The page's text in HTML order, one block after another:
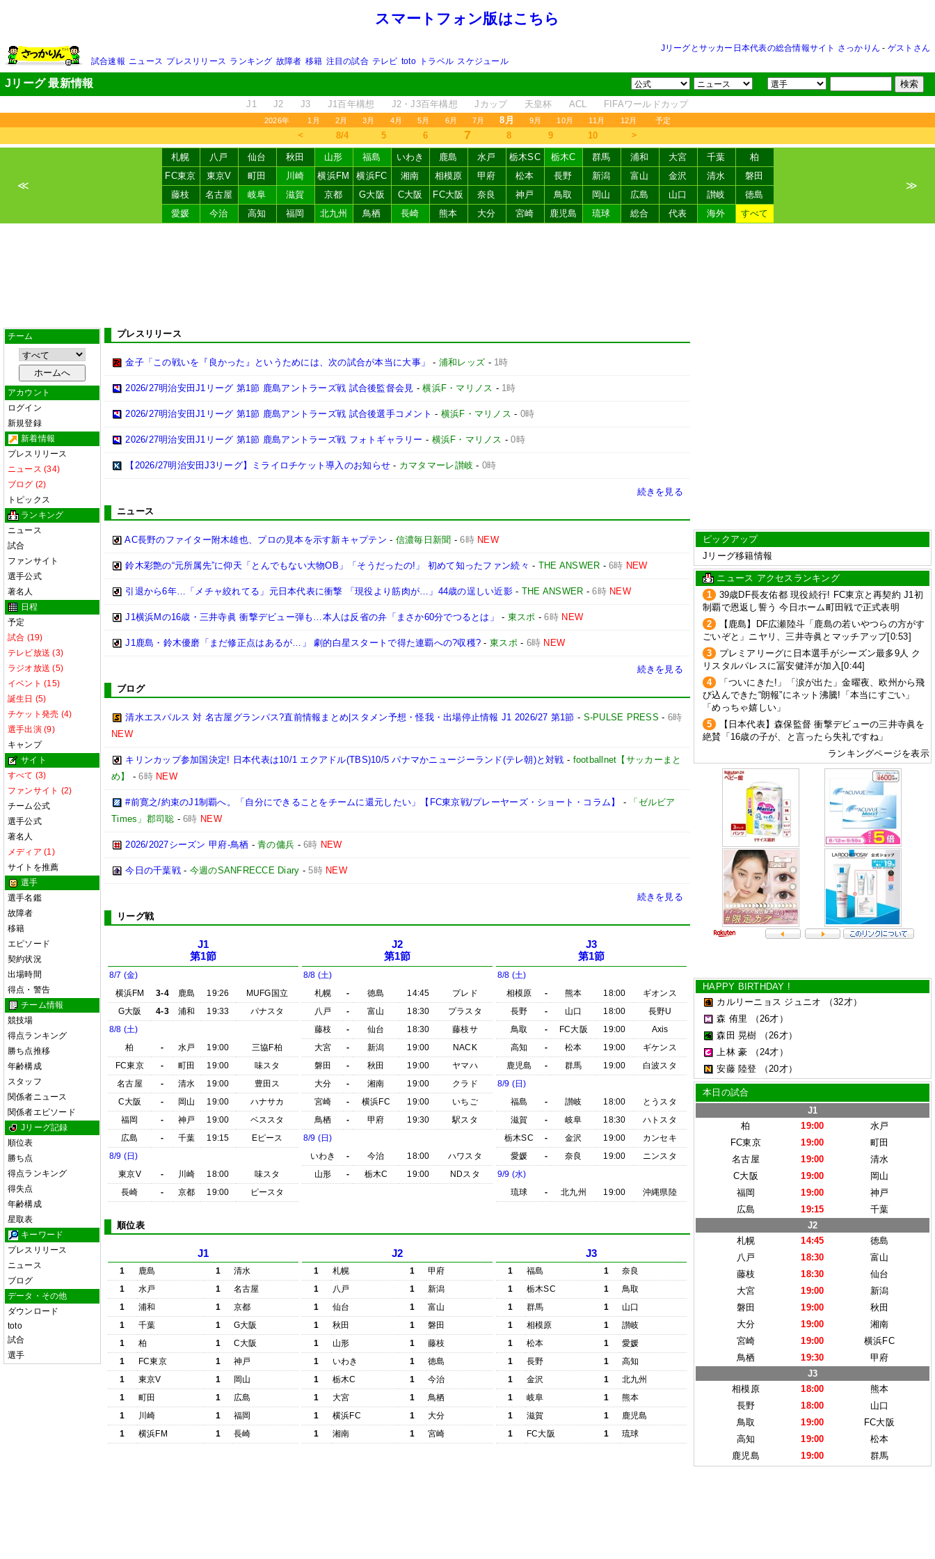
スマートフォン版はこちら
Jリーグとサッカー日本代表の総合情報サイト さっかりん - ゲストさん
試合速報 ニュース プレスリリース ランキング 故障者 移籍 注目の試合 テレビ toto トラベル スケジュール
Jリーグ 最新情報
J1 J2 J3 J1百年構想 J2・J3百年構想 Jカップ 天皇杯 ACL FIFAワールドカップ
2026年 1月 2月 3月 4月 5月 6月 7月 8月 9月 10月 11月 12月 予定
＜ 8/4 5 6 7 8 9 10 ＞
≪
札幌 八戸 仙台 秋田 山形 福島 いわき 鹿島 水戸 栃木SC 栃木C 群馬 浦和 大宮 千葉
柏
FC東京
東京V 町田 川崎 横浜FM 横浜FC 湘南 相模原 甲府 松本 長野 新潟 富山 金沢 清水
磐田
藤枝
名古屋 岐阜 滋賀 京都 G大阪 C大阪 FC大阪 奈良 神戸 鳥取 岡山 広島 山口 讃岐
徳島
愛媛
今治 高知 福岡 北九州 鳥栖 長崎 熊本 大分 宮崎 鹿児島 琉球 総合 代表 海外 すべて
≫
チーム
アカウント
ログイン
新規登録
新着情報
プレスリリース
ニュース (34)
ブログ (2)
トピックス
ランキング
ニュース
試合
ファンサイト
選手公式
著名人
日程
予定
試合 (19)
テレビ放送 (3)
ラジオ放送 (5)
イベント (15)
誕生日 (5)
チケット発売 (4)
選手出演 (9)
キャンプ
サイト
すべて (3)
ファンサイト (2)
チーム公式
選手公式
著名人
メディア (1)
サイトを推薦
選手
選手名鑑
故障者
移籍
エピソード
契約状況
出場時間
得点・警告
チーム情報
競技場
得点ランキング
勝ち点推移
年齢構成
スタッフ
関係者ニュース
関係者エピソード
Jリーグ記録
順位表
勝ち点
得点ランキング
得失点
年齢構成
星取表
キーワード
プレスリリース
ニュース
ブログ
データ・その他
ダウンロード
toto
試合
選手
プレスリリース
金子「この戦いを『良かった』というためには、次の試合が本当に大事」 - 浦和レッズ - 1時
2026/27明治安田J1リーグ 第1節 鹿島アントラーズ戦 試合後監督会見 -横浜F・マリノス - 1時
2026/27明治安田J1リーグ 第1節 鹿島アントラーズ戦 試合後選手コメント - 横浜F・マリノス - 0時
2026/27明治安田J1リーグ 第1節 鹿島アントラーズ戦 フォトギャラリー - 横浜F・マリノス -0時
【2026/27明治安田J3リーグ】ミライロチケット導入のお知らせ - カマタマーレ讃岐 - 0時
続きを見る
ニュース
AC長野のファイター附木雄也、プロの見本を示す新キャプテン - 信濃毎日新聞 -6時 NEW
鈴木彩艶の“元所属先”に仰天「とんでもない大物OB」「そうだったの!」 初めて知ったファン続々 - THE ANSWER -6時 NEW
引退から6年…「メチャ絞れてる」元日本代表に衝撃 「現役より筋肉が…」44歳の逞しい近影 - THE ANSWER -6時 NEW
J1横浜Mの16歳・三井寺眞 衝撃デビュー弾も…本人は反省の弁「まさか60分でつるとは」 - 東スポ -6時 NEW
J1鹿島・鈴木優磨「まだ修正点はあるが…」 劇的白星スタートで得た連覇への?収穫? -東スポ- 6時 NEW
続きを見る
ブログ
清水エスパルス 対 名古屋グランパス?直前情報まとめ|スタメン予想・怪我・出場停止情報 J1 2026/27 第1節 - S-PULSE PRESS - 6時
NEW
キリンカップ参加国決定! 日本代表は10/1 エクアドル(TBS)10/5 パナマかニュージーランド(テレ朝)と対戦 - footballnet【サッカーまと
め】
-6時 NEW
#前寛之/約束のJ1制覇へ。「自分にできることをチームに還元したい」【FC東京戦/プレーヤーズ・ショート・コラム】 -
「ゼルビア
Times」郡司聡 -6時 NEW
2026/2027シーズン 甲府-鳥栖 -青の傭兵 -6時 NEW
今日の千葉戦- 今週のSANFRECCE Diary -5時 NEW
続きを見る
リーグ戦
J1
第1節
8/7 (金)
横浜FM
3-4 鹿島 19:26
MUFG国立
G大阪
4-3 浦和 19:33
パナスタ
8/8 (土)
柏
- 水戸 19:00
三協F柏
FC東京
- 町田 19:00
味スタ
名古屋
- 清水 19:00
豊田ス
C大阪
- 岡山 19:00
ハナサカ
福岡
- 神戸 19:00
ベススタ
広島
- 千葉 19:15
Eピース
8/9 (日)
東京V
- 川崎 18:00
味スタ
長崎
- 京都 19:00 ピースタ
J2
第1節
8/8 (土)
札幌
- 徳島 14:45
プレド
八戸
- 富山 18:30
プラスタ
藤枝
- 仙台 18:30
藤枝サ
大宮
- 新潟 19:00
NACK
磐田
- 秋田 19:00
ヤマハ
大分
- 湘南 19:00
クラド
宮崎
- 横浜FC 19:00
いちご
鳥栖
- 甲府 19:30
駅スタ
8/9 (日)
いわき
- 今治 18:00
ハワスタ
山形
- 栃木C 19:00 NDスタ
J3
第1節
8/8 (土)
相模原
- 熊本 18:00
ギオンス
長野
- 山口 18:00
長野U
鳥取
- FC大阪 19:00
Axis
高知
- 松本 19:00
ギケンス
鹿児島
- 群馬 19:00
白波スタ
8/9 (日)
福島
- 讃岐 18:00
とうスタ
滋賀
- 岐阜 18:30
ハトスタ
栃木SC
- 金沢 19:00
カンセキ
愛媛
- 奈良 19:00
ニンスタ
9/9 (水)
琉球
- 北九州 19:00 沖縄県陸
順位表
J1
1 鹿島 1
清水
1
水戸 1
名古屋
1
浦和 1
京都
1
千葉 1
G大阪
1
柏 1
C大阪
1
FC東京 1
神戸
1
東京V 1
岡山
1
町田 1
広島
1
川崎 1
福岡
1
横浜FM 1 長崎
J2
1 札幌 1
甲府
1
八戸 1
新潟
1
仙台 1
富山
1
秋田 1
磐田
1
山形 1
藤枝
1
いわき 1
徳島
1
栃木C 1
今治
1
大宮 1
鳥栖
1
横浜FC 1
大分
1
湘南 1 宮崎
J3
1 福島 1
奈良
1
栃木SC 1
鳥取
1
群馬 1
山口
1
相模原 1
讃岐
1
松本 1
愛媛
1
長野 1
高知
1
金沢 1
北九州
1
岐阜 1
熊本
1
滋賀 1
鹿児島
1
FC大阪 1 琉球
ピックアップ
Jリーグ移籍情報
ニュース アクセスランキング
1
39歳DF長友佑都 現役続行! FC東京と再契約 J1初
制覇で恩返し誓う 今日ホーム町田戦で正式表明
2
【鹿島】DF広瀬陸斗「鹿島の若いやつらの方がす
ごいぞと」ニヤリ、三井寺眞とマッチアップ[0:53]
3
プレミアリーグに日本選手がシーズン最多9人 ク
リスタルパレスに冨安健洋が加入[0:44]
4
「ついにきた!」「涙が出た」金曜夜、欧州から飛
び込んできた“朗報”にネット沸騰!「本当にすごい」
「めっちゃ嬉しい」
5
【日本代表】森保監督 衝撃デビューの三井寺眞を
絶賛「16歳の子が、と言ったら失礼ですね」
ランキングページを表示
HAPPY BIRTHDAY !
カルリーニョス ジュニオ
（32才）
森 侑里
（26才）
森田 晃樹
（26才）
上林 豪
（24才）
安藤 陸登
（20才）
本日の試合
J1
柏
19:00
水戸
FC東京
19:00
町田
名古屋
19:00
清水
C大阪
19:00
岡山
福岡
19:00
神戸
広島
19:15
千葉
J2
札幌
14:45
徳島
八戸
18:30
富山
藤枝
18:30
仙台
大宮
19:00
新潟
磐田
19:00
秋田
大分
19:00
湘南
宮崎
19:00
横浜FC
鳥栖
19:30
甲府
J3
相模原
18:00
熊本
長野
18:00
山口
鳥取
19:00
FC大阪
高知
19:00
松本
鹿児島
19:00 群馬